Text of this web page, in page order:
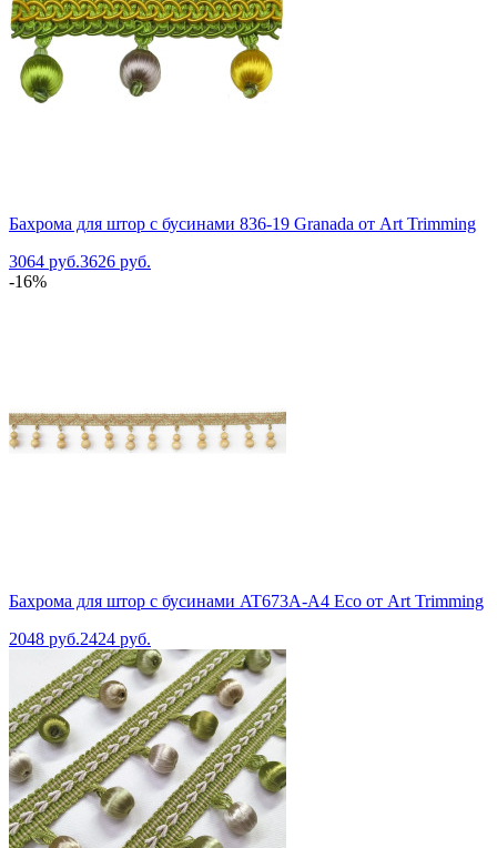
Бахрома для штор с бусинами 836-19 Granada от Art Trimming
3064 руб.3626 руб.
-16%
Бахрома для штор с бусинами AT673A-A4 Eco от Art Trimming
2048 руб.2424 руб.